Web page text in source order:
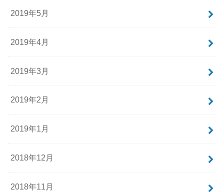
2019年5月
2019年4月
2019年3月
2019年2月
2019年1月
2018年12月
2018年11月